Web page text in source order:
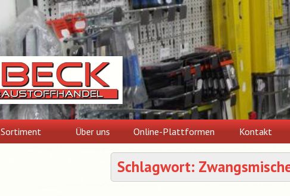
Sortiment Über uns Online-Plattformen Kontakt
Schlagwort: